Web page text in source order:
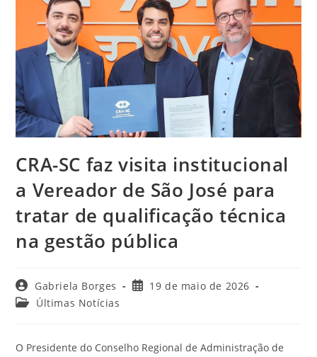
CRA-SC faz visita institucional
a Vereador de São José para
tratar de qualificação técnica
na gestão pública
Autor
do
post:
Gabriela Borges
Post19 de maio de 2026
Categoria
Últimas Notícias
O Presidente do Conselho Regional de Administração de